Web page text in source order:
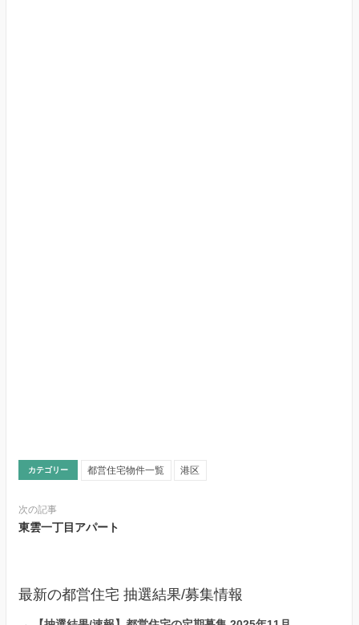
カテゴリー 都営住宅物件一覧 港区
次の記事
東雲一丁目アパート
最新の都営住宅 抽選結果/募集情報